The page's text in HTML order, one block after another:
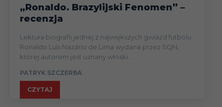
„Ronaldo. Brazylijski Fenomen” –
recenzja
Lektura biografii jednej z największych gwiazd futbolu
Ronaldo Luís Nazário de Lima wydana przez SQN,
której autorem jest uznany włoski...
PATRYK SZCZERBA
CZYTAJ